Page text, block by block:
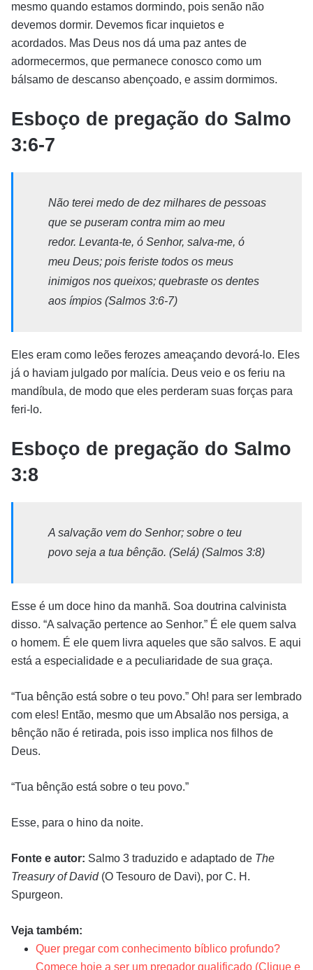
mesmo quando estamos dormindo, pois senão não
devemos dormir. Devemos ficar inquietos e
acordados. Mas Deus nos dá uma paz antes de
adormecermos, que permanece conosco como um
bálsamo de descanso abençoado, e assim dormimos.
Esboço de pregação do Salmo
3:6-7
Não terei medo de dez milhares de pessoas
que se puseram contra mim ao meu
redor. Levanta-te, ó Senhor, salva-me, ó
meu Deus; pois feriste todos os meus
inimigos nos queixos; quebraste os dentes
aos ímpios (Salmos 3:6-7)
Eles eram como leões ferozes ameaçando devorá-lo. Eles
já o haviam julgado por malícia. Deus veio e os feriu na
mandíbula, de modo que eles perderam suas forças para
feri-lo.
Esboço de pregação do Salmo
3:8
A salvação vem do Senhor; sobre o teu
povo seja a tua bênção. (Selá) (Salmos 3:8)
Esse é um doce hino da manhã. Soa doutrina calvinista
disso. “A salvação pertence ao Senhor.” É ele quem salva
o homem. É ele quem livra aqueles que são salvos. E aqui
está a especialidade e a peculiaridade de sua graça.
“Tua bênção está sobre o teu povo.” Oh! para ser lembrado
com eles! Então, mesmo que um Absalão nos persiga, a
bênção não é retirada, pois isso implica nos filhos de
Deus.
“Tua bênção está sobre o teu povo.”
Esse, para o hino da noite.
Fonte e autor: Salmo 3 traduzido e adaptado de The
Treasury of David (O Tesouro de Davi), por C. H.
Spurgeon.
Veja também:
Quer pregar com conhecimento bíblico profundo?
Comece hoje a ser um pregador qualificado (Clique e